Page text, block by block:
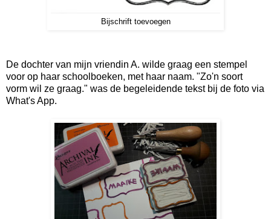
Bijschrift toevoegen
De dochter van mijn vriendin A. wilde graag een stempel
voor op haar schoolboeken, met haar naam. "Zo'n soort
vorm wil ze graag." was de begeleidende tekst bij de foto via
What's App.